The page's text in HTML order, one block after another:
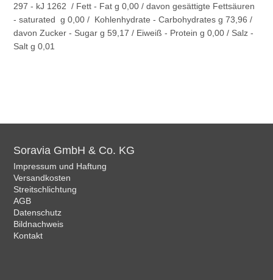
297 - kJ 1262 / Fett - Fat g 0,00 / davon gesättigte Fettsäuren
- saturated g 0,00 / Kohlenhydrate - Carbohydrates g 73,96 /
davon Zucker - Sugar g 59,17 / Eiweiß - Protein g 0,00 / Salz -
Salt g 0,01
Soravia GmbH & Co. KG
Impressum und Haftung
Versandkosten
Streitschlichtung
AGB
Datenschutz
Bildnachweis
Kontakt